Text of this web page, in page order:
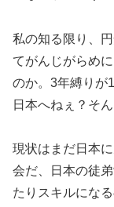
私の知る限り、
てがんじがらめ
のか。3年縛りが
日本へねぇ？そ
現状はまだ日本
会だ、日本の徒
たりスキルにな